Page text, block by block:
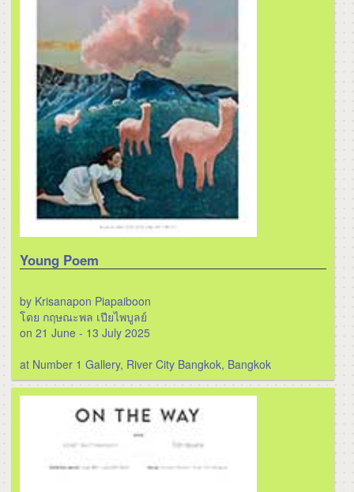
Young Poem
by Krisanapon Piapaiboon
โดย กฤษณะพล เปียไพบูลย์
on 21 June - 13 July 2025
at Number 1 Gallery, River City Bangkok, Bangkok